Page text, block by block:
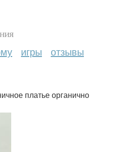
игры отзывы
платье органично